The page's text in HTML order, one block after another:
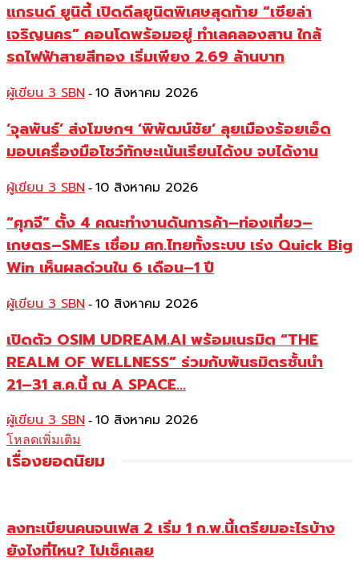
แกรนด์ ยูนิตี้ เปิดดีลยูนิตพิเศษสุดท้าย “เซียล่า
เจริญนคร” คอนโดพร้อมอยู่ ทำเลคลองสาน ใกล้
รถไฟฟ้าสายสีทอง เริ่มเพียง 2.69 ล้านบาท
ผู้เขียน 3 SBN - 10 สิงหาคม 2026
‘จุลพันธ์’ ส่งโฆษกฯ ‘พิพัฒน์ชัย‘ ลุยเมืองร้อยเอ็ด
มอบเครื่องมือโชว์ทักษะเน้นเรียนได้งบ จบได้งาน
ผู้เขียน 3 SBN - 10 สิงหาคม 2026
“ศุภจี” ตั้ง 4 คณะทำงานดันการค้า–ท่องเที่ยว–
เกษตร–SMEs เชื่อม ศก.ไทยทั้งระบบ เร่ง Quick Big
Win เห็นผลด่วนใน 6 เดือน–1 ปี
ผู้เขียน 3 SBN - 10 สิงหาคม 2026
เปิดตัว OSIM UDREAM.AI พร้อมเนรมิต “THE
REALM OF WELLNESS” ร่วมกับพันธมิตรชั้นนำ
21–31 ส.ค.นี้ ณ A SPACE...
ผู้เขียน 3 SBN - 10 สิงหาคม 2026
โหลดเพิ่มเติม
เรื่องยอดนิยม
ลงทะเบียนคนจนเฟส 2 เริ่ม 1 ก.พ.นี้เตรียมอะไรบ้าง
ยังไงที่ไหน? ไปเช็คเลย